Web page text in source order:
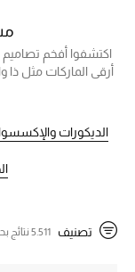
النساء
اكتشفوا أفخم تصاميم
أرقى الماركات مثل ذا
هوم، ايشولتز
الديكورات
تصنيف 5.511 نتائج بحث